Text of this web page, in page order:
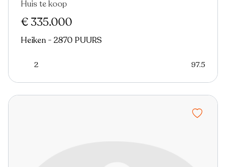
Nieuw
Huis te koop
€ 335.000
Heiken - 2870 PUURS
2 97.5